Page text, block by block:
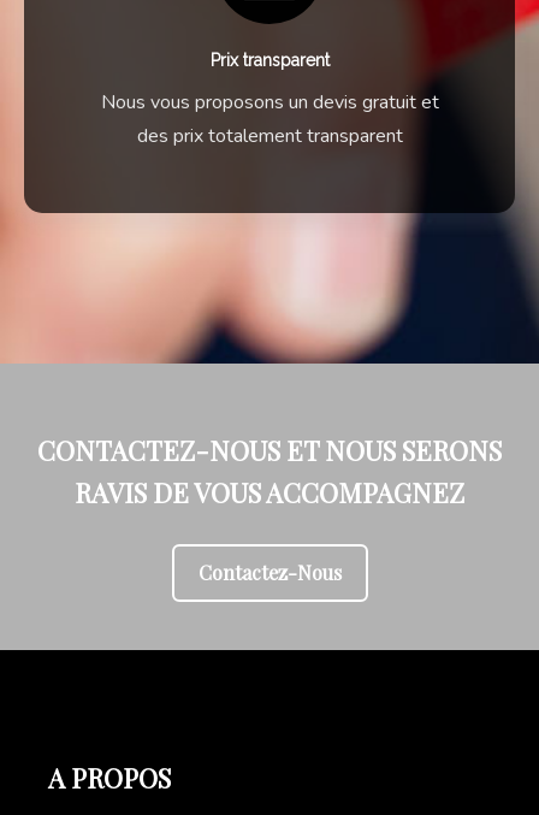
Prix transparent
Nous vous proposons un devis gratuit et
des prix totalement transparent
CONTACTEZ-NOUS ET NOUS SERONS
RAVIS DE VOUS ACCOMPAGNEZ
Contactez-Nous
A PROPOS